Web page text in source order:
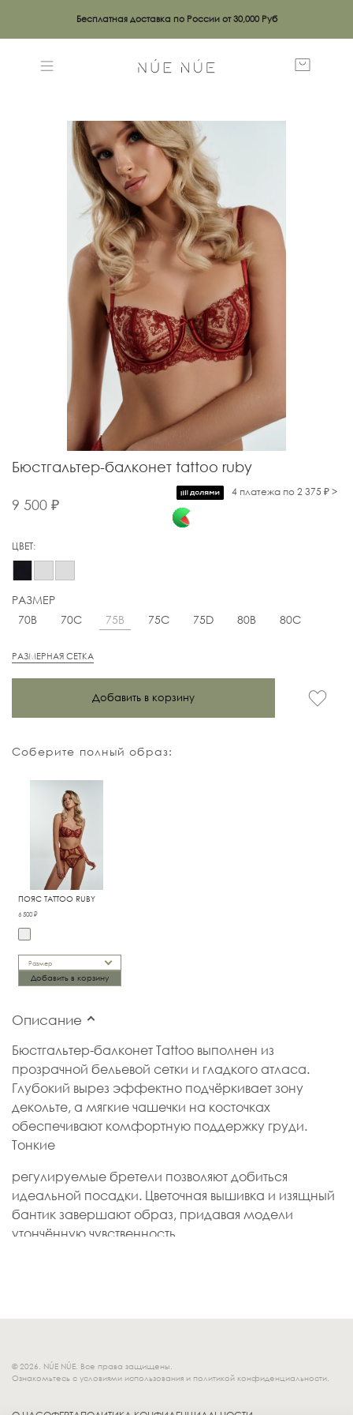
Бесплатная доставка по России от 30,000 Руб
Бюстгальтер-балконет tattoo ruby
9 500 ₽
4 платежа по 2 375 ₽ >
ЦВЕТ:
РАЗМЕР
70B
70C 75B 75C 75D 80B 80C
РАЗМЕРНАЯ СЕТКА
Добавить в корзину
Соберите полный образ:
ПОЯС TATTOO RUBY
6 500 ₽
Размер
Добавить в корзину
Описание
Бюстгальтер-балконет Tattoo выполнен из
прозрачной бельевой сетки и гладкого атласа.
Глубокий вырез эффектно подчёркивает зону
декольте, а мягкие чашечки на косточках
обеспечивают комфортную поддержку груди.
Тонкие
регулируемые бретели позволяют добиться
идеальной посадки. Цветочная вышивка и изящный
бантик завершают образ, придавая модели
утончённую чувственность.
© 2026. NÚE NÚE. Все права защищены.
Ознакомьтесь с условиями использования и политикой конфиденциальности.